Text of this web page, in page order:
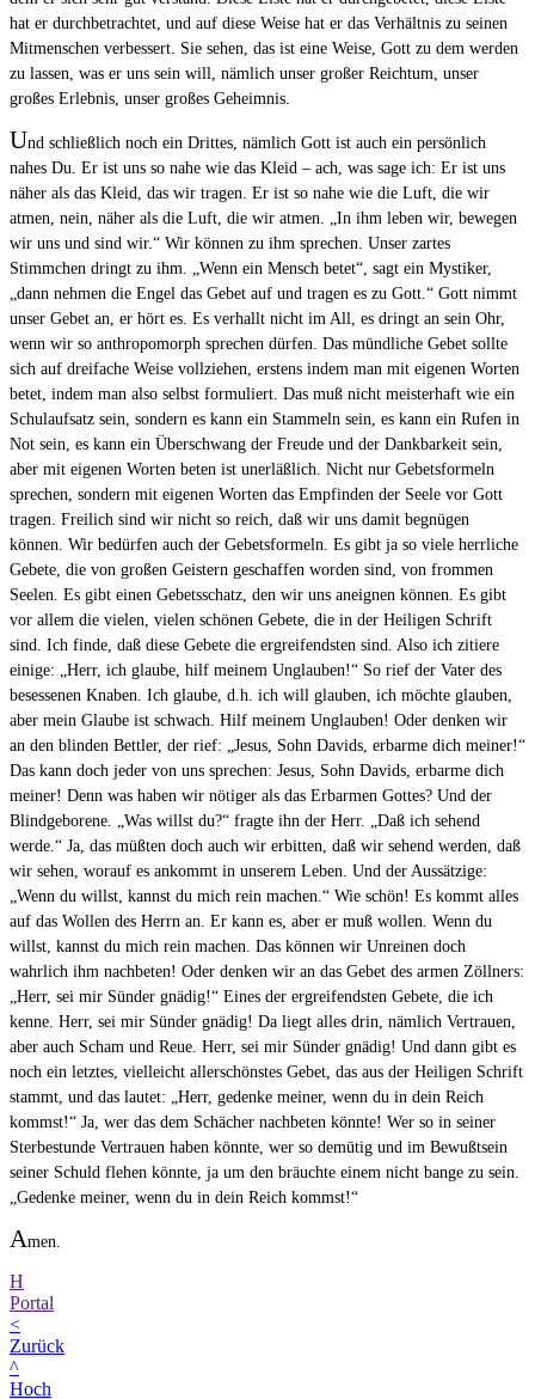
hat er durchbetrachtet, und auf diese Weise hat er das Verhältnis zu seinen
Mitmenschen verbessert. Sie sehen, das ist eine Weise, Gott zu dem werden
zu lassen, was er uns sein will, nämlich unser großer Reichtum, unser
großes Erlebnis, unser großes Geheimnis.
Und schließlich noch ein Drittes, nämlich Gott ist auch ein persönlich
nahes Du. Er ist uns so nahe wie das Kleid – ach, was sage ich: Er ist uns
näher als das Kleid, das wir tragen. Er ist so nahe wie die Luft, die wir
atmen, nein, näher als die Luft, die wir atmen. „In ihm leben wir, bewegen
wir uns und sind wir.“ Wir können zu ihm sprechen. Unser zartes
Stimmchen dringt zu ihm. „Wenn ein Mensch betet“, sagt ein Mystiker,
„dann nehmen die Engel das Gebet auf und tragen es zu Gott.“ Gott nimmt
unser Gebet an, er hört es. Es verhallt nicht im All, es dringt an sein Ohr,
wenn wir so anthropomorph sprechen dürfen. Das mündliche Gebet sollte
sich auf dreifache Weise vollziehen, erstens indem man mit eigenen Worten
betet, indem man also selbst formuliert. Das muß nicht meisterhaft wie ein
Schulaufsatz sein, sondern es kann ein Stammeln sein, es kann ein Rufen in
Not sein, es kann ein Überschwang der Freude und der Dankbarkeit sein,
aber mit eigenen Worten beten ist unerläßlich. Nicht nur Gebetsformeln
sprechen, sondern mit eigenen Worten das Empfinden der Seele vor Gott
tragen. Freilich sind wir nicht so reich, daß wir uns damit begnügen
können. Wir bedürfen auch der Gebetsformeln. Es gibt ja so viele herrliche
Gebete, die von großen Geistern geschaffen worden sind, von frommen
Seelen. Es gibt einen Gebetsschatz, den wir uns aneignen können. Es gibt
vor allem die vielen, vielen schönen Gebete, die in der Heiligen Schrift
sind. Ich finde, daß diese Gebete die ergreifendsten sind. Also ich zitiere
einige: „Herr, ich glaube, hilf meinem Unglauben!“ So rief der Vater des
besessenen Knaben. Ich glaube, d.h. ich will glauben, ich möchte glauben,
aber mein Glaube ist schwach. Hilf meinem Unglauben! Oder denken wir
an den blinden Bettler, der rief: „Jesus, Sohn Davids, erbarme dich meiner!“
Das kann doch jeder von uns sprechen: Jesus, Sohn Davids, erbarme dich
meiner! Denn was haben wir nötiger als das Erbarmen Gottes? Und der
Blindgeborene. „Was willst du?“ fragte ihn der Herr. „Daß ich sehend
werde.“ Ja, das müßten doch auch wir erbitten, daß wir sehend werden, daß
wir sehen, worauf es ankommt in unserem Leben. Und der Aussätzige:
„Wenn du willst, kannst du mich rein machen.“ Wie schön! Es kommt alles
auf das Wollen des Herrn an. Er kann es, aber er muß wollen. Wenn du
willst, kannst du mich rein machen. Das können wir Unreinen doch
wahrlich ihm nachbeten! Oder denken wir an das Gebet des armen Zöllners:
„Herr, sei mir Sünder gnädig!“ Eines der ergreifendsten Gebete, die ich
kenne. Herr, sei mir Sünder gnädig! Da liegt alles drin, nämlich Vertrauen,
aber auch Scham und Reue. Herr, sei mir Sünder gnädig! Und dann gibt es
noch ein letztes, vielleicht allerschönstes Gebet, das aus der Heiligen Schrift
stammt, und das lautet: „Herr, gedenke meiner, wenn du in dein Reich
kommst!“ Ja, wer das dem Schächer nachbeten könnte! Wer so in seiner
Sterbestunde Vertrauen haben könnte, wer so demütig und im Bewußtsein
seiner Schuld flehen könnte, ja um den bräuchte einem nicht bange zu sein.
„Gedenke meiner, wenn du in dein Reich kommst!“
Amen.
H
Portal
<
Zurück
^
Hoch